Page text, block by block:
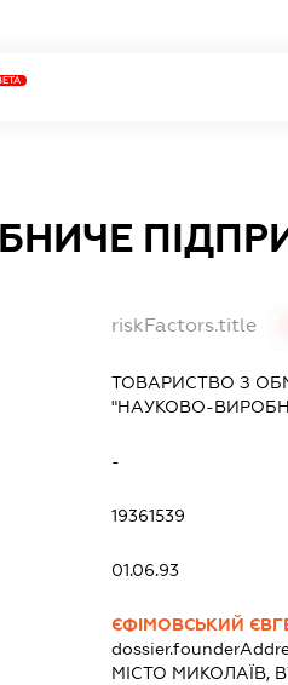
riskFactors.title
ТОВАРИСТВО З
"НАУКОВО-
-
19361539
01.06.93
ЄФІМОВСЬКИЙ
МІСТО МИКОЛАЇВ,